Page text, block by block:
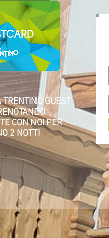
GUEST
CON NOI PER
2 NOTTI